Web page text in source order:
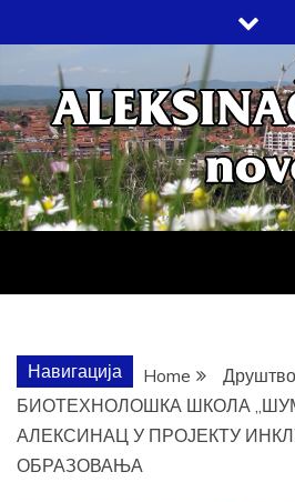
to
content
ДРУШТВО,
СПОРТ,
Навигација Home
Друштво
БИОТЕХНОЛОШКА ШКОЛА
АЛЕКСИНАЦ У ПРОЈЕКТУ
ОБРАЗОВАЊА